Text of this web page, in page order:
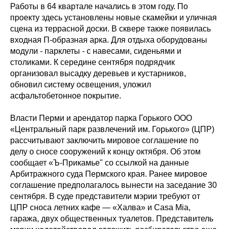
Работы в 64 квартале начались в этом году. По
проекту здесь установлены новые скамейки и уличная
сцена из террасной доски. В сквере также появилась
входная П-образная арка. Для отдыха оборудованы
модули - парклеты - с навесами, сиденьями и
столиками. К середине сентября подрядчик
организовал высадку деревьев и кустарников,
обновил систему освещения, уложил
асфальтобетонное покрытие.
Власти Перми и арендатор парка Горького ООО
«Центральный парк развлечений им. Горького» (ЦПР)
рассчитывают заключить мировое соглашение по
делу о сносе сооружений к концу октября. Об этом
сообщает «Ъ-Прикамье" со ссылкой на данные
Арбитражного суда Пермского края. Ранее мировое
соглашение предполагалось вынести на заседание 30
сентября. В суде представители мэрии требуют от
ЦПР сноса летних кафе — «Халва» и Casa Mia,
гаража, двух общественных туалетов. Представитель